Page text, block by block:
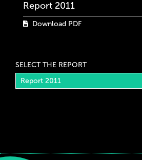
Report 2011
Download PDF
SELECT THE REPORT